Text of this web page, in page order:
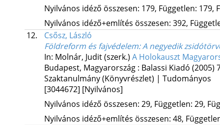
Nyilvános idéző összesen: 179, Független: 179,
Nyilvános idéző+említés összesen: 392,
12.
Csősz, László
Földreform és fajvédelem: A negyedik
In: Molnár, Judit (szerk.) A Holokauszt
Budapest, Magyarország : Balassi Kiadó (2005)
Szaktanulmány (Könyvrészlet) | Tudományos
[3044672] [Nyilvános]
Nyilvános idéző összesen: 29, Független: 29,
Nyilvános idéző+említés összesen: 48,